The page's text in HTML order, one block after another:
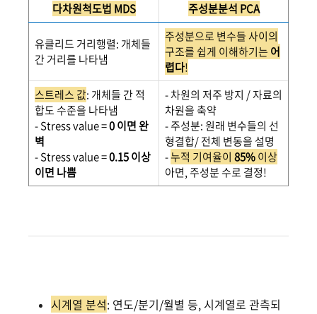
다차원척도법 MDS 주성분분석 PCA
유클리드 거리행렬: 개체들
간 거리를 나타냄
주성분으로 변수들 사이의
구조를 쉽게 이해하기는 어
렵다!
스트레스 값: 개체들 간 적
합도 수준을 나타냄
- Stress value =0 이면 완
벽
- Stress value =0.15 이상
이면 나쁨
- 차원의 저주 방지 / 자료의
차원을 축약
- 주성분: 원래 변수들의 선
형결합/ 전체 변동을 설명
-누적 기여율이 85%이상
아면, 주성분 수로 결정!
시계열 분석: 연도/분기/월별 등, 시계열로 관측되